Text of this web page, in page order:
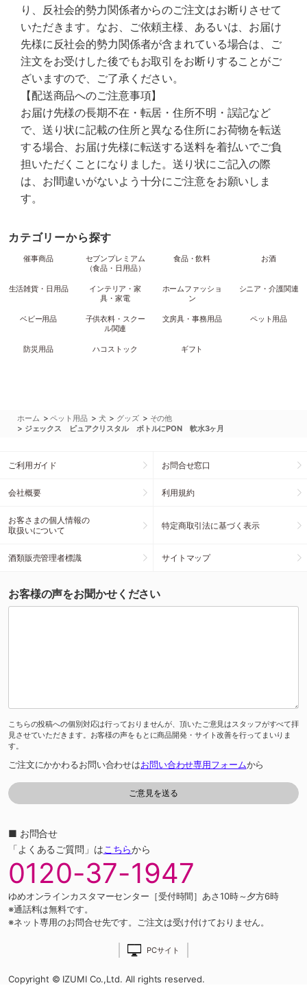
り、反社会的勢力関係者からのご注文はお断りさせて
いただきます。なお、ご依頼主様、あるいは、お届け
先様に反社会的勢力関係者が含まれている場合は、ご
注文をお受けした後でもお取引をお断りすることがご
ざいますので、ご了承ください。
【配送商品へのご注意事項】
お届け先様の長期不在・転居・住所不明・誤記など
で、送り状に記載の住所と異なる住所にお荷物を転送
する場合、お届け先様に転送する送料を着払いでご負
担いただくことになりました。送り状にご記入の際
は、お間違いがないよう十分にご注意をお願いしま
す。
カテゴリーから探す
催事商品
セブンプレミアム
（食品・日用品）
食品・飲料 お酒
生活雑貨・日用品
インテリア・家
具・家電
ホームファッショ
ン
シニア・介護関連
ベビー用品
子供衣料・スクー
ル関連
文房具・事務用品 ペット用品
防災用品 ハコストック ギフト
ホーム >ペット用品 > 犬 > グッズ > その他
> ジェックス ピュアクリスタル ボトルにPON 軟水3ヶ月
ご利用ガイド お問合せ窓口
会社概要 利用規約
お客さまの個人情報の
取扱いについて
特定商取引法に基づく表示
酒類販売管理者標識 サイトマップ
お客様の声をお聞かせください
こちらの投稿への個別対応は行っておりませんが、頂いたご意見はスタッフがすべて拝
見させていただきます。お客様の声をもとに商品開発・サイト改善を行ってまいりま
す。
ご注文にかかわるお問い合わせはお問い合わせ専用フォームから
■ お問合せ
「よくあるご質問」はこちらから
0120-37-1947
ゆめオンラインカスタマーセンター［受付時間］あさ10時～夕方6時
※通話料は無料です。
※ネット専用のお問合せ先です。ご注文は受け付けておりません。
PCサイト
Copyright © IZUMI Co.,Ltd. All rights reserved.